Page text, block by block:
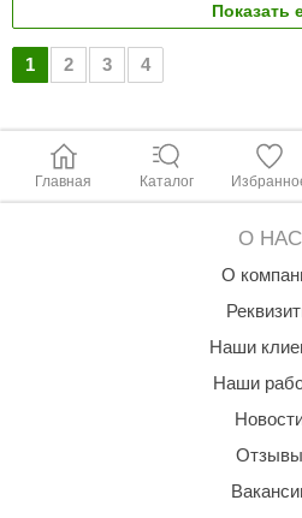
Показать
1 2 3 4
Главная Каталог
О НАС
О
Наши
Наши
Отзывы